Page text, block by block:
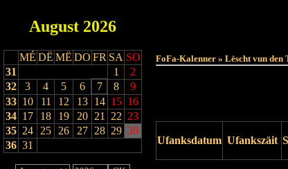
August 2026
MÉ DË MË DO FR SA SO
31
1
2
32
3 4 5 6 7 8
9
33 10 11 12 13 14 15 16
34 17 18 19 20 21 22 23
35 24 25 26 27 28 29 30
36 31
FoFa-Kalenner » Lëscht vun den
Ufanksdatum Ufankszäit